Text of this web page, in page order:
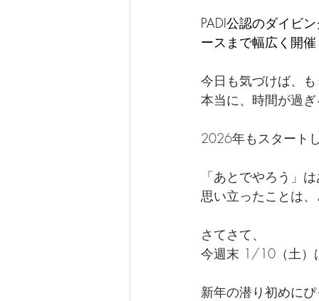
PADI公認のダイビ
ースまで幅広く開
今日も気づけば、
本当に、時間が過
2026年もスタート
「あとでやろう」
思い立ったことは
さてさて、
今週末 1/10（土）
新年の潜り初めに